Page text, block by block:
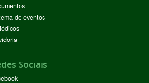
de eventos
Sociais